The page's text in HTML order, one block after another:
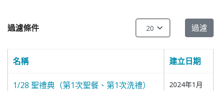
過濾條件 每頁顯示條數 過濾
名稱 建立日期
1/28 聖禮典（第1次聖餐、第1次洗禮）
2024年1月